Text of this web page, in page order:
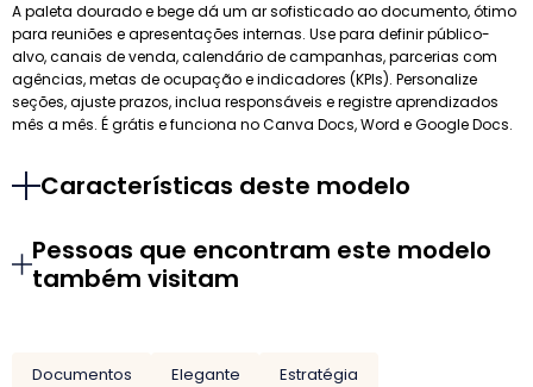
A paleta dourado e bege dá um ar sofisticado ao documento, ótimo
para reuniões e apresentações internas. Use para definir público-
alvo, canais de venda, calendário de campanhas, parcerias com
agências, metas de ocupação e indicadores (KPIs). Personalize
seções, ajuste prazos, inclua responsáveis e registre aprendizados
mês a mês. É grátis e funciona no Canva Docs, Word e Google Docs.
Características deste modelo
Pessoas que encontram este modelo
também visitam
Documentos Elegante
Estratégia